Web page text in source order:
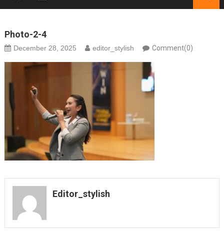
Photo-2-4
December 28, 2025 editor_stylish Comment(0)
Editor_stylish